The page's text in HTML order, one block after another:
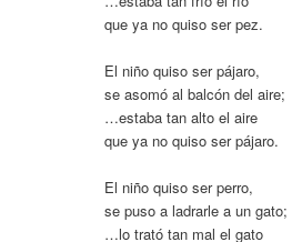
que ya no quiso ser pez.
El niño quiso ser pájaro,
se asomó al balcón del aire;
…estaba tan alto el aire
que ya no quiso ser pájaro.
El niño quiso ser perro,
se puso a ladrarle a un gato;
…lo trató tan mal el gato